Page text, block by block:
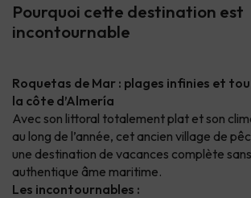
Pourquoi cette destination est
incontournable
Roquetas de Mar : plages infinies et
la côte d’Almería
Avec son littoral totalement plat et son
au long de l’année, cet ancien village de
une destination de vacances complète
authentique âme maritime.
Les incontournables :